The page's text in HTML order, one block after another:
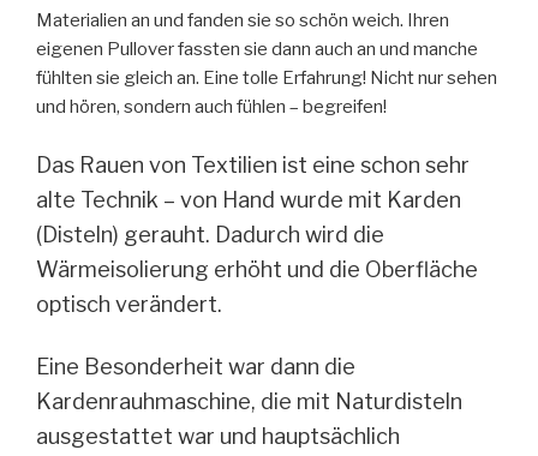
Materialien an und fanden sie so schön weich. Ihren
eigenen Pullover fassten sie dann auch an und manche
fühlten sie gleich an. Eine tolle Erfahrung! Nicht nur sehen
und hören, sondern auch fühlen – begreifen!
Das Rauen von Textilien ist eine schon sehr
alte Technik – von Hand wurde mit Karden
(Disteln) gerauht. Dadurch wird die
Wärmeisolierung erhöht und die Oberfläche
optisch verändert.
Eine Besonderheit war dann die
Kardenrauhmaschine, die mit Naturdisteln
ausgestattet war und hauptsächlich